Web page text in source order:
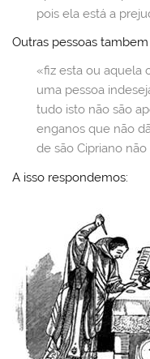
k
pois ela está a
Outras pessoas
«fiz esta ou aquela
uma pessoa
tudo isto não são
enganos que não
de são Cipriano
A isso respondemos: